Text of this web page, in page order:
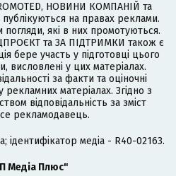
НОВИНИ КОМПАНІЙ та
на правах реклами.
які в них промотуються.
та ЗА ПІДТРИМКИ також є
бере участь у підготовці цього
висловлені у цих матеріалах.
за факти та оціночні
матеріалах. Згідно з
відповідальність за зміст
рекламодавець.
ідентифікатор медіа - R40-02163.
Медіа Плюс"